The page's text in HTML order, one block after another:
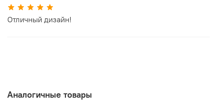
Отличный дизайн!
Аналогичные товары